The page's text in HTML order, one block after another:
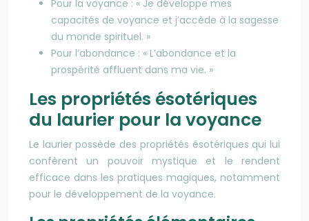
Pour la voyance : « Je développe mes
capacités de voyance et j’accède à la sagesse
du monde spirituel. »
Pour l’abondance : « L’abondance et la
prospérité affluent dans ma vie. »
Les propriétés ésotériques
du laurier pour la voyance
Le laurier possède des propriétés ésotériques qui lui
confèrent un pouvoir mystique et le rendent
efficace dans les pratiques magiques, notamment
pour le développement de la voyance.